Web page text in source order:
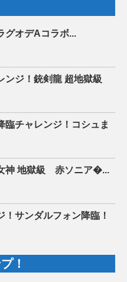
グオデAコラボ...
ンジ！銃剣龍 超地獄級
臨チャレンジ！コシュま
神 地獄級 赤ソニア�...
！サンダルフォン降臨！
！